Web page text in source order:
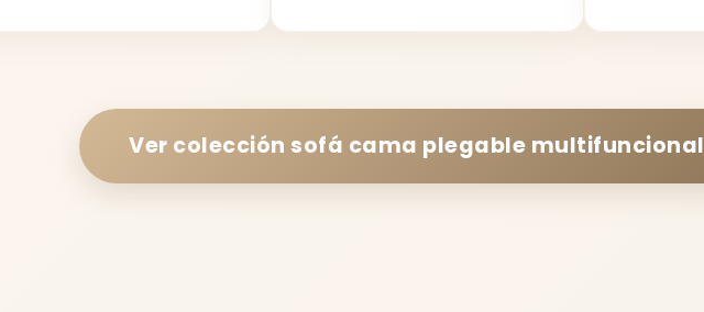
Ver colecciónsofá cama plegable multifuncional